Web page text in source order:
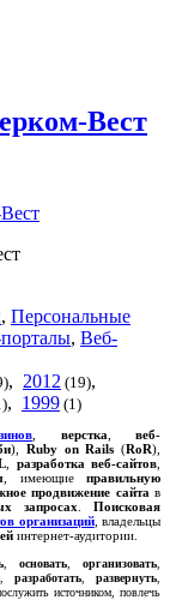
Вест
, Персональные
, Веб-
, 2012 (19),
, 1999 (1)
верстка ,веб-
), Ruby on Rails (RoR),
разработка веб-сайтов
, имеющиеправильную
продвижение сайта в
запросах .Поисковая
организаций, владельцы
интернет-аудитории.
, основать,организовать,
,разработать,развернуть,
источником, повлечь